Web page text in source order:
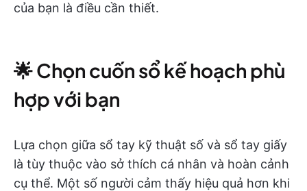
của bạn là điều cần thiết.
🌟 Chọn cuốn sổ kế hoạch phù
hợp với bạn
Lựa chọn giữa sổ tay kỹ thuật số và sổ tay giấy
là tùy thuộc vào sở thích cá nhân và hoàn cảnh
cụ thể. Một số người cảm thấy hiệu quả hơn khi